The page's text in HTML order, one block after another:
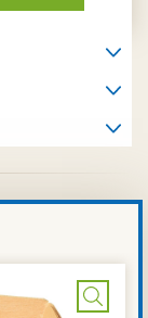
setzen
Bild